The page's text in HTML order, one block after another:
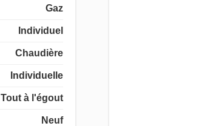
Gaz
Individuel
Chaudière
Individuelle
Tout à l'égout
Neuf